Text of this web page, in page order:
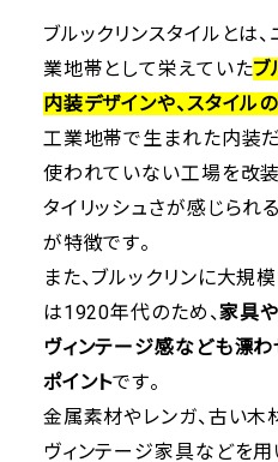
ブルックリンスタイルとは
業地帯として栄えていたブ
内装デザインや、スタイル
工業地帯で生まれた内装だ
使われていない工場を改装
タイリッシュさが感じられ
が特徴です。
また、ブルックリンに大規
は1920年代のため、家具
ヴィンテージ感なども漂
ポイントです。
金属素材やレンガ、古い木
ヴィンテージ家具などを用